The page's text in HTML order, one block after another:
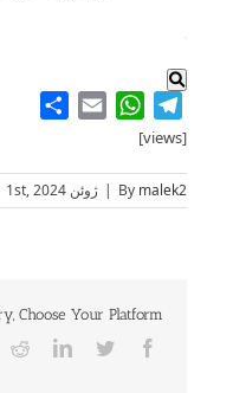
.
Telegram
WhatsApp
Email
[views]
By malek2
| ژوئن 1st, 2024
Choose Your Platform!
Facebook
Twitter